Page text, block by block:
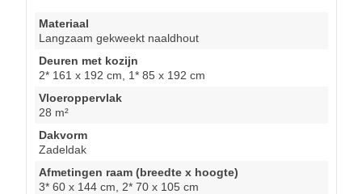
Materiaal
Langzaam gekweekt naaldhout
Deuren met kozijn
2* 161 x 192 cm, 1* 85 x 192 cm
Vloeroppervlak
28 m²
Dakvorm
Zadeldak
Afmetingen raam (breedte x hoogte)
3* 60 x 144 cm, 2* 70 x 105 cm